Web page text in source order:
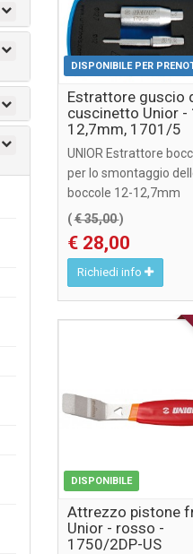
DISPONIBILE PER
Estrattore guscio
cuscinetto Unior -
12,7mm, 1701/5
UNIOR Estrattore
per lo smontaggio
boccole 12-12,7mm
(€ 35,00)
€ 28,00
Richiedi info
DISPONIBILE
Attrezzo pistone
Unior - rosso -
1750/2DP-US